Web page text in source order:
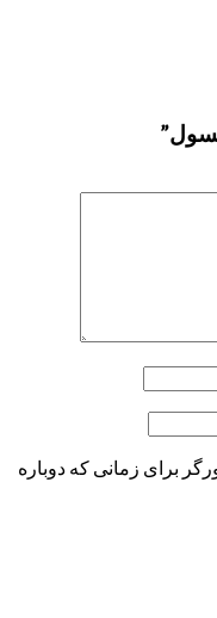
برای زمانی که دوباره